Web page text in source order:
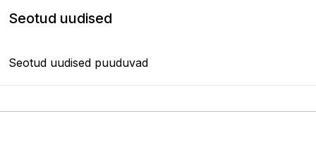
Seotud uudised
Seotud uudised puuduvad